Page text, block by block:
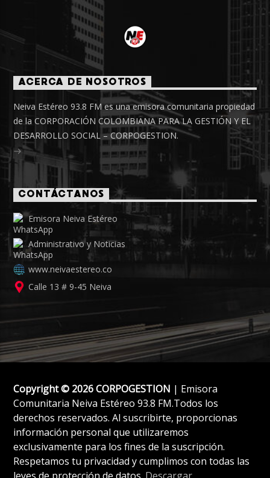
ACERCA DE NOSOTROS
Neiva Estéreo 93.8 FM es una emisora comunitaria propiedad
de la CORPORACIÓN COLOMBIANA PARA LA GESTIÓN Y EL
DESARROLLO SOCIAL – CORPOGESTION.
CONTÁCTANOS
Emisora Neiva Estéreo
Administrativo y Noticias
www.neivaestereo.co
Calle 13 # 9-45 Neiva
Copyright © 2026 CORPOGESTION | Emisora
Comunitaria Neiva Estéreo 93.8 FM.Todos los
derechos reservados. Al suscribirte, proporcionas
información personal que utilizaremos
exclusivamente para los fines de la suscripción.
Respetamos tu privacidad y cumplimos con todas las